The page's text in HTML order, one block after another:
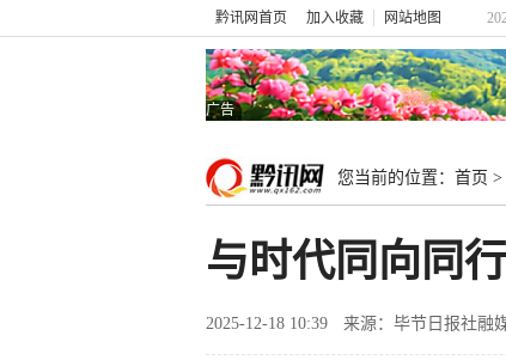
黔讯网首页 加入收藏 网站地图
广告
您当前的位置： 首页 >
与时代同向同
2025-12-18 10:39 来源：毕节日报社融